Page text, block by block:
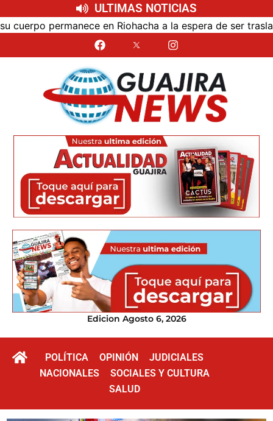
ULTIMAS NOTICIAS
Riohacha a la espera de ser trasladado Bloqueo
Edicion Agosto 6, 2026
POLÍTICA OPINIÓN
JUDICIALES
NACIONALES
SOCIALES Y CULTURA
SALUD